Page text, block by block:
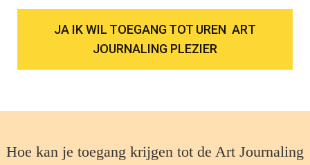
JA IK WIL TOEGANG TOT UREN ART
JOURNALING PLEZIER
Hoe kan je toegang krijgen tot de Art Journaling